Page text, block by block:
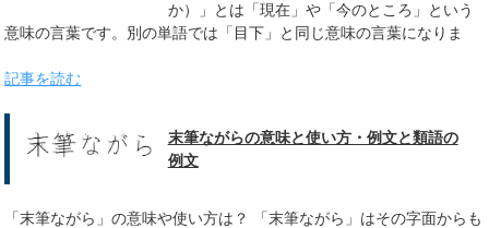
か）」とは「現在」や「今のところ」という
意味の言葉です。別の単語では「目下」と同じ意味の言葉になりま
記事を読む
末筆ながらの意味と使い方・例文と類語の
例文
「末筆ながら」の意味や使い方は？ 「末筆ながら」はその字面からも